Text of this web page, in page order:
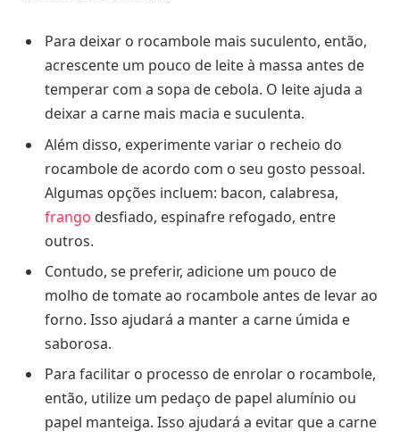
Para deixar o rocambole mais suculento, então,
acrescente um pouco de leite à massa antes de
temperar com a sopa de cebola. O leite ajuda a
deixar a carne mais macia e suculenta.
Além disso, experimente variar o recheio do
rocambole de acordo com o seu gosto pessoal.
Algumas opções incluem: bacon, calabresa,
frango desfiado, espinafre refogado, entre
outros.
Contudo, se preferir, adicione um pouco de
molho de tomate ao rocambole antes de levar ao
forno. Isso ajudará a manter a carne úmida e
saborosa.
Para facilitar o processo de enrolar o rocambole,
então, utilize um pedaço de papel alumínio ou
papel manteiga. Isso ajudará a evitar que a carne